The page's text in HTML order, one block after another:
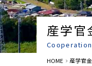
産学官
Cooperation
HOME 産学官